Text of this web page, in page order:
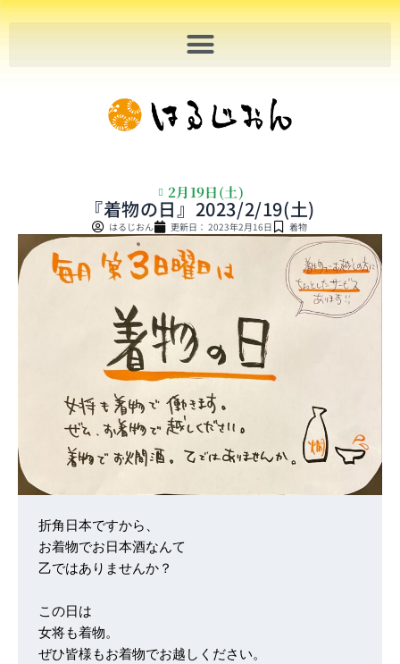
内
容
2月19日(土)
『着物の日』2023/2/19(土)
はるじおん 更新日： 2023年2月16日 着物
折角日本ですから、
お着物でお日本酒なんて
乙ではありませんか？
この日は
女将も着物。
ぜひ皆様もお着物でお越しください。